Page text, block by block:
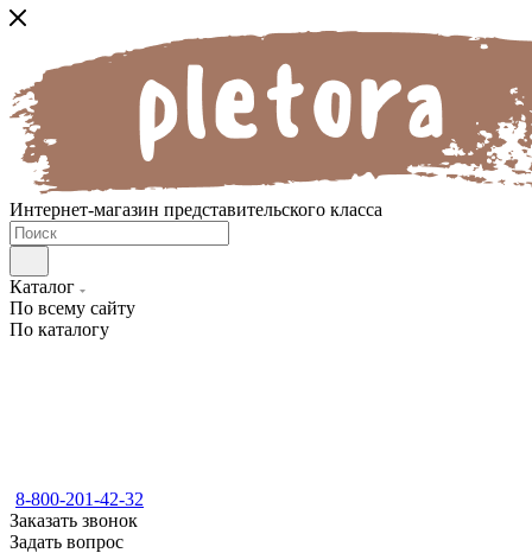
Интернет-магазин представительского класса
Каталог
По всему сайту
По каталогу
8-800-201-42-32
Заказать звонок
Задать вопрос